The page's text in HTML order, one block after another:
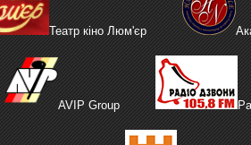
Театр кіно Люм'єр
AVIP Group